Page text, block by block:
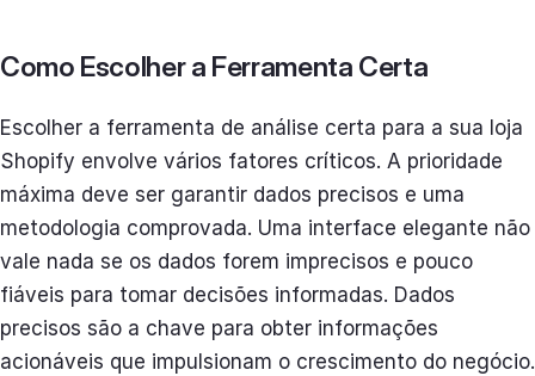
Como Escolher a Ferramenta Certa
Escolher a ferramenta de análise certa para a sua loja
Shopify envolve vários fatores críticos. A prioridade
máxima deve ser garantir dados precisos e uma
metodologia comprovada. Uma interface elegante não
vale nada se os dados forem imprecisos e pouco
fiáveis para tomar decisões informadas. Dados
precisos são a chave para obter informações
acionáveis que impulsionam o crescimento do negócio.